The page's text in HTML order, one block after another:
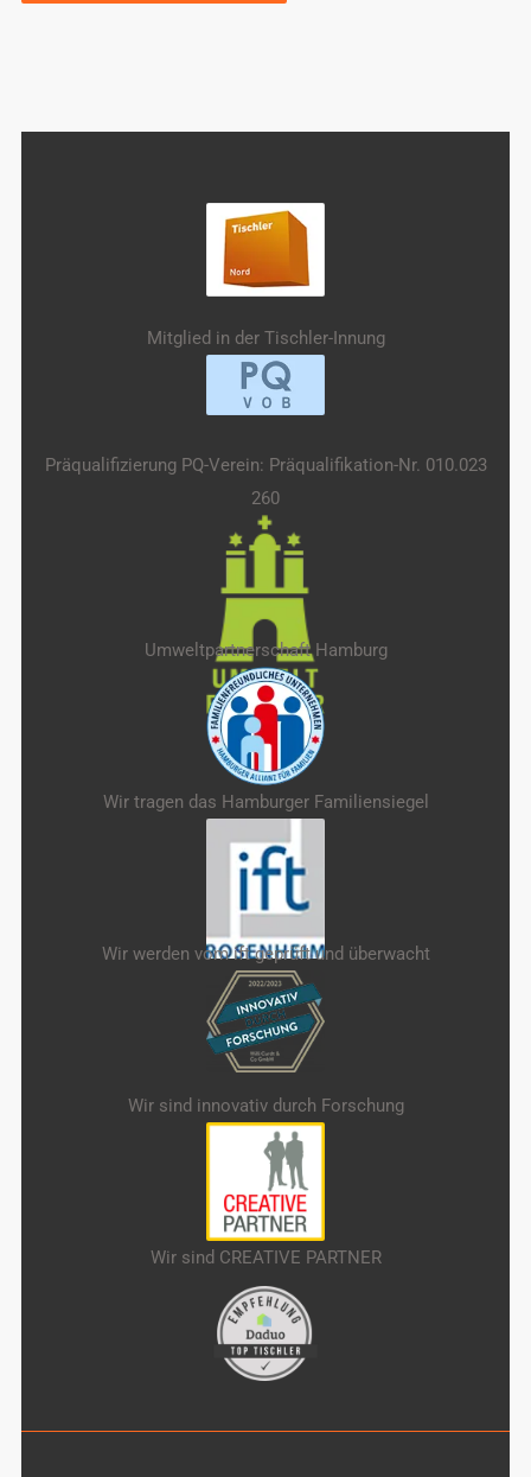
Mitglied in der Tischler-Innung
Präqualifizierung PQ-Verein: Präqualifikation-Nr. 010.023
260
Umweltpartnerschaft Hamburg
Wir tragen das Hamburger Familiensiegel
Wir werden vom ift geprüft und überwacht
Wir sind innovativ durch Forschung
Wir sind CREATIVE PARTNER